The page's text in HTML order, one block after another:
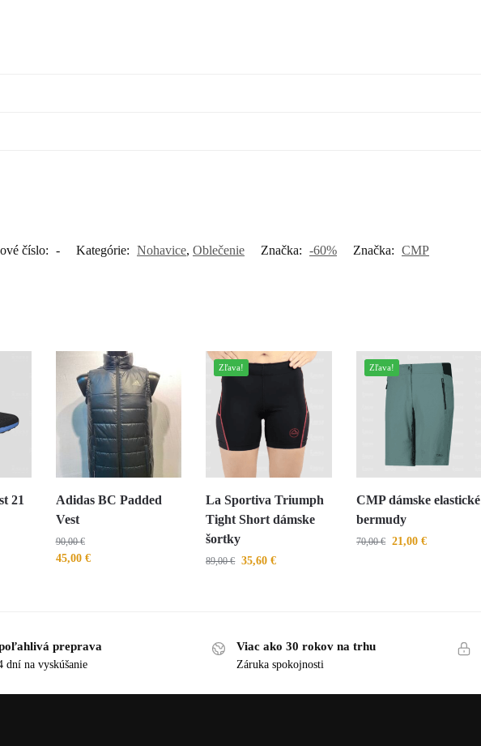
číslo: - Kategórie: Nohavice, Oblečenie Značka: -60% Značka: CMP
21
Adidas BC Padded
Vest
90,00€
45,00 €
Zľava!
La Sportiva Triumph
Tight Short dámske
šortky
89,00€ 35,60€
Zľava!
CMP dámske elastické
bermudy
70,00€ 21,00€
preprava
dní na vyskúšanie
Viac ako 30 rokov na trhu
Záruka spokojnosti